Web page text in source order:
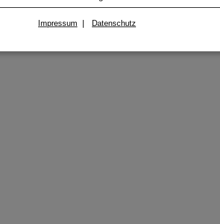
Impressum | Datenschutz